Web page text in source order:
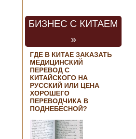
БИЗНЕС С КИТАЕМ
»
ГДЕ В КИТАЕ ЗАКАЗАТЬ
МЕДИЦИНСКИЙ
ПЕРЕВОД С
КИТАЙСКОГО НА
РУССКИЙ ИЛИ ЦЕНА
ХОРОШЕГО
ПЕРЕВОДЧИКА В
ПОДНЕБЕСНОЙ?